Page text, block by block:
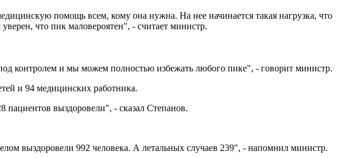
помощь всем, кому она нужна. На нее начинается такая ​​нагрузка, что
что пик маловероятен", - считает министр.
контролем и мы можем полностью избежать любого пике", - говорит министр.
и 94 медицинских работника.
пациентов выздоровели", - сказал Степанов.
выздоровели 992 человека. А летальных случаев 239", - напомнил министр.